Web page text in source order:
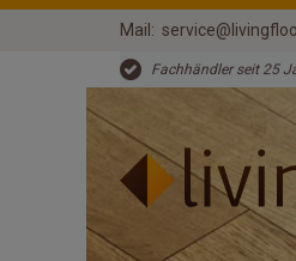
Mail:
Fachhändler seit 25